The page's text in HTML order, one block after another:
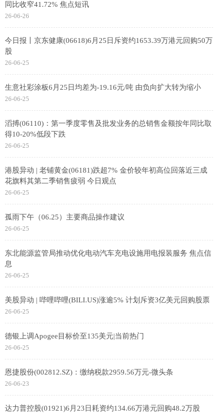
同比收窄41.72% 焦点短讯
26-06-26
今日报丨京东健康(06618)6月25日斥资约1653.39万港元回购50万
股
26-06-25
生意社彩涂板6月25日均差为-19.16元/吨 由负向扩大转为缩小
26-06-25
滔搏(06110)：第一季度零售及批发业务的总销售金额按年同比取
得10-20%低段下跌
26-06-25
港股异动 | 老铺黄金(06181)跌超7% 金价较年初高位回落近三成
花旗料其第二季销售疲弱 今日观点
26-06-25
孤雨下午（06.25）主要商品操作建议
26-06-25
东北能源监管局推动优化电动汽车充电设施用电报装服务 焦点信
息
26-06-25
美股异动 | 哔哩哔哩(BILI.US)涨逾5% 计划斥资3亿美元回购股票
26-06-25
德银上调Apogee目标价至135美元|当前热门
26-06-25
恩捷股份(002812.SZ)：缴纳税款2959.56万元-微头条
26-06-23
达力普控股(01921)6月23日耗资约134.66万港元回购48.2万股